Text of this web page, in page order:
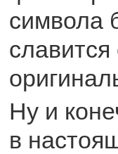
символа
Ну и
в